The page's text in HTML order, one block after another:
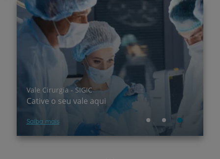
Vale Cirurgia - SIGIC
Cative o seu vale aqui
Saiba mais